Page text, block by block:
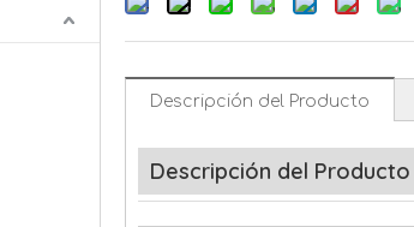
Descripción del Producto
Descripción del Producto